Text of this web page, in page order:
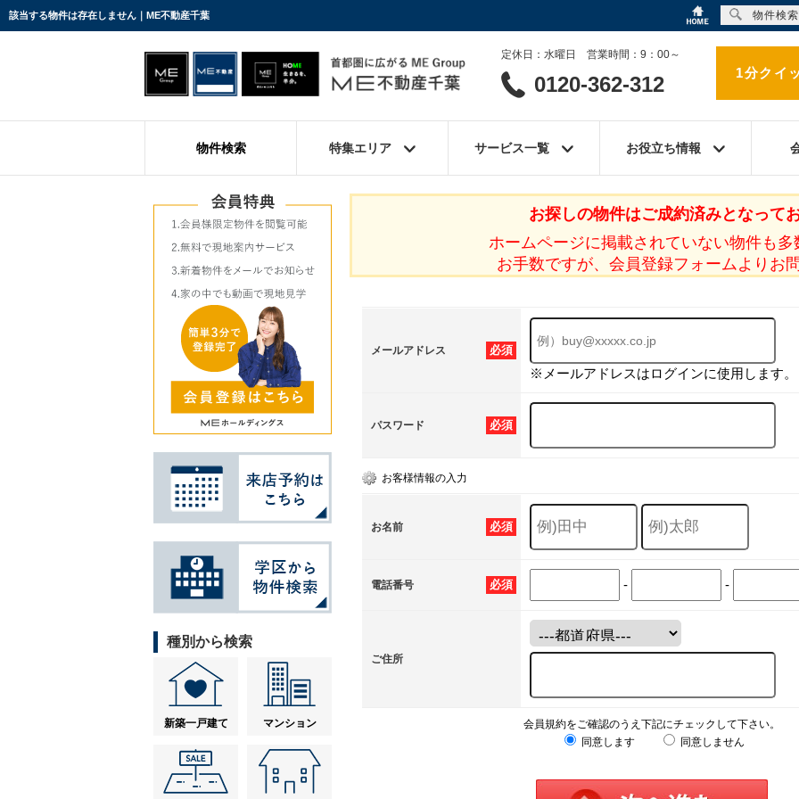
該当する物件は存在しません｜ME不動産千葉
定休日：水曜日 営業時間：9：00～
0120-362-312 1分クイ
物件検索 特集エリア サービス一覧 お役立ち情報
お探しの物件はご成約済みとなってお
ホームページに掲載されていない物件も多
お手数ですが、会員登録フォームよりお
必須
メールアドレス
※メールアドレスはログインに使用します。
必須
パスワード
お客様情報の入力
必須
お名前
必須
電話番号 - -
ご住所
会員規約をご確認のうえ下記にチェックして下さい。
同意します
同意しません
種別から検索
新築一戸建て マンション
物件検索